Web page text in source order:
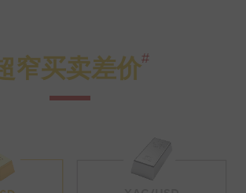
窄买卖差价#